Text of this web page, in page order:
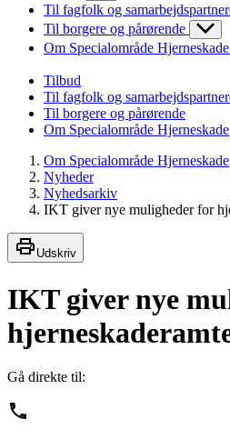
Til fagfolk og
Til borgere og pårørende
Om Specialområde Hjerneskade
Tilbud
Til fagfolk og
Til borgere og pårørende
Om Specialområde Hjerneskade
Om Specialområde Hjerneskade
Nyheder
Nyhedsarkiv
IKT giver nye muligheder for
Udskriv
IKT giver nye
Gå direkte til: